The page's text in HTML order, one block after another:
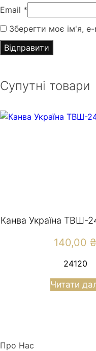
Email *
Зберегти моє ім'я,
Супутні товари
Канва Україна ТВШ-
140,00 ₴
24120
Читати
Про Нас